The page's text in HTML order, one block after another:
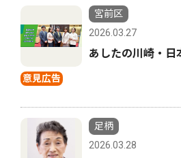
意見広告
宮前区
2026.03.27
あしたの川崎・日
足柄
2026.03.28